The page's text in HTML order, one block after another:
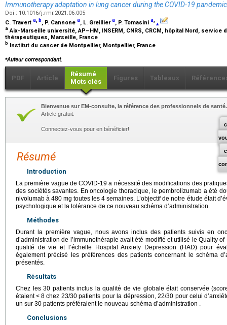
Immunotherapy adaptation in lung cancer during the COVID-19 pandemic
Doi : 10.1016/j.rmr.2021.06.005
C. Travert a, b, P. Cannone a, L. Greilliera, P. Tomasini a,⁎
a Aix-Marseille université, AP–HM, INSERM, CNRS, CRCM, hôpital Nord,
thérapeutiques, Marseille, France
b Institut du cancer de Montpellier, Montpellier, France
⁎Auteur correspondant.
PDF Article
Résumé
Mots clés
Figures Tableaux
Bienvenue sur EM-consulte, la référence des professionnels de santé.
Article gratuit.
Connectez-vous pour en bénéficier!
Résumé
Introduction
La première vague de COVID-19 a nécessité des modifications des
des sociétés savantes. En oncologie thoracique, le pembrolizumab a été
nivolumab à 480 mg toutes les 4 semaines. L’objectif de notre étude était
psychologique et la tolérance de ce nouveau schéma d’administration.
Méthodes
Durant la première vague, nous avons inclus des patients suivis en
d’administration de l’immunothérapie avait été modifié et utilisé le Quality
qualité de vie et l’échelle Hospital Anxiety Depression (HAD) pour
également précisé les préférences des patients concernant le schéma
présentés.
Résultats
Chez les 30 patients inclus la qualité de vie globale était conservée
étaient < 8 chez 23/30 patients pour la dépression, 22/30 pour celui
un sur 30 patients préféraient le nouveau schéma d’administration .
Conclusions